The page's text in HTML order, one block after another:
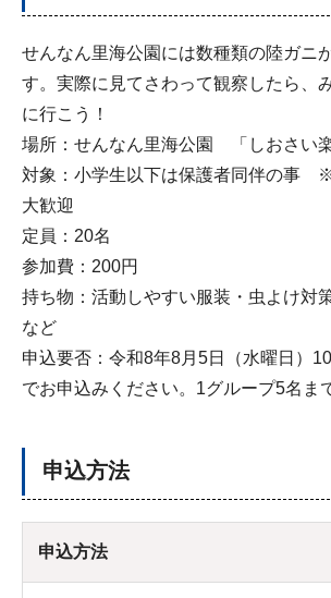
せんなん里海公園には数種類の陸ガニ
す。実際に見てさわって観察したら、
に行こう！
場所：せんなん里海公園 「しおさい楽
対象：小学生以下は保護者同伴の事
大歓迎
定員：20名
参加費：200円
持ち物：活動しやすい服装・虫よけ対
など
申込要否：令和8年8月5日（水曜日）
でお申込みください。1グループ5名ま
申込方法
申込方法